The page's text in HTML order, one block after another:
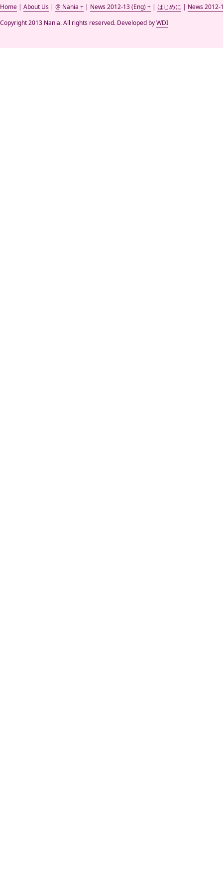
Home | About Us | @ Nania + | News 2012-13 (Eng) + | はじめに | News 2012-
Copyright 2013 Nania. All rights reserved. Developed byWDI